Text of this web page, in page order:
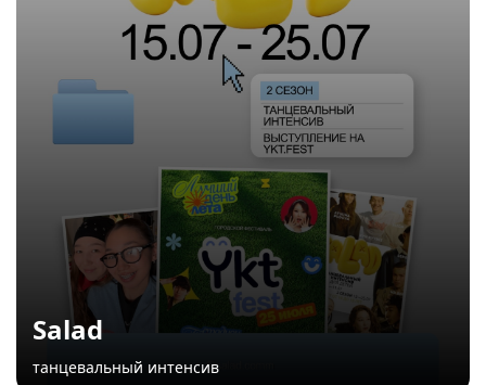
Salad
танцевальный интенсив